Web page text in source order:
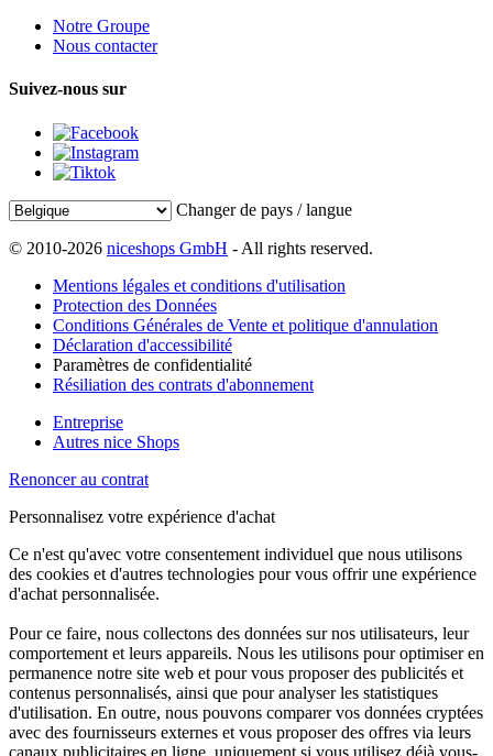
Notre Groupe
Nous contacter
Suivez-nous sur
Changer de pays / langue
© 2010-2026 niceshops GmbH - All rights reserved.
Mentions légales et conditions d'utilisation
Protection des Données
Conditions Générales de Vente et politique d'annulation
Déclaration d'accessibilité
Paramètres de confidentialité
Résiliation des contrats d'abonnement
Entreprise
Autres nice Shops
Renoncer au contrat
Personnalisez votre expérience d'achat
Ce n'est qu'avec votre consentement individuel que nous utilisons
des cookies et d'autres technologies pour vous offrir une expérience
d'achat personnalisée.
Pour ce faire, nous collectons des données sur nos utilisateurs, leur
comportement et leurs appareils. Nous les utilisons pour optimiser en
permanence notre site web et pour vous proposer des publicités et
contenus personnalisés, ainsi que pour analyser les statistiques
d'utilisation. En outre, nous pouvons comparer vos données cryptées
avec des fournisseurs externes et vous proposer des offres via leurs
canaux publicitaires en ligne, uniquement si vous utilisez déjà vous-